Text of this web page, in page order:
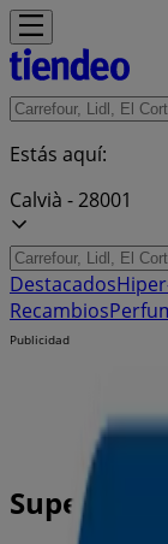
Estás aquí:
Calvià - 28001
Destacados
Recambios
Publicidad